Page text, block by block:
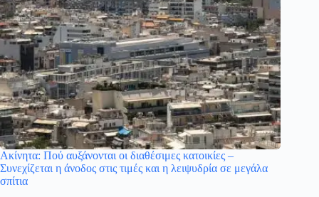
Ακίνητα: Πού αυξάνονται οι διαθέσιμες κατοικίες –
Συνεχίζεται η άνοδος στις τιμές και η λειψυδρία σε μεγάλα
σπίτια